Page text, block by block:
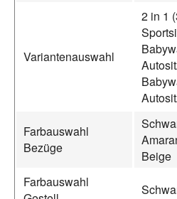
Variantenauswahl
2 in 1
Farbauswahl
Bezüge
Beige
Farbauswahl